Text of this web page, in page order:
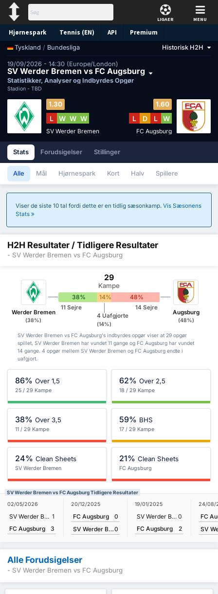
LIGAER MENU
Hjørnespark Tennis (EN) API Premium
Forudsigelse
Tyskland / Bundesliga Historisk H2H
19/09/2026 - 14:30 (Europe/London)
SV Werder Bremen vs FC Augsburg
Statistikker, Analyser og Indbyrdes Opgør
Stadion - TBD
1.30
L W W W
SV Werder Bremen
1.60
L D L W
FC Augsburg
Stats Forudsigelser Stillinger
Alle Mål Hjørnespark Kort Halv Spillere
Viser de siste 10 tal fordi dette er en tidlig sæsonkamp. Vis Sæsonens
Stats
H2H Resultater / Tidligere Resultater
- SV Werder Bremen vs FC Augsburg
Werder Bremen
(38%)
29
Kampe
38% 14% 48%
11 Sejre
4 Uafgjorte
(14%)
14 Sejre
Augsburg
(48%)
SV Werder Bremen vs FC Augsburg's indbyrdes opgør viser at 29 opgør
spillet, SV Werder Bremen har vundet 11 gange og FC Augsburg har vundet
14 gange. 4 opgør mellem SV Werder Bremen og FC Augsburg endte i
uafgjort.
86% Over 1,5
25 / 29 Kampe
62% Over 2,5
18 / 29 Kampe
38% Over 3,5
11 / 29 Kampe
59% BHS
17 / 29 Kampe
24% Clean Sheets
SV Werder Bremen
21% Clean Sheets
FC Augsburg
SV Werder Bremen vs FC Augsburg Tidligere Resultater
02/05/2026
SV Werder Bremen 1
FC Augsburg
3
20/12/2025
FC Augsburg
0
SV Werder Bremen0
19/01/2025
SV Werder Bremen 0
FC Augsburg
2
24/08/
FC
Alle Forudsigelser
- SV Werder Bremen vs FC Augsburg